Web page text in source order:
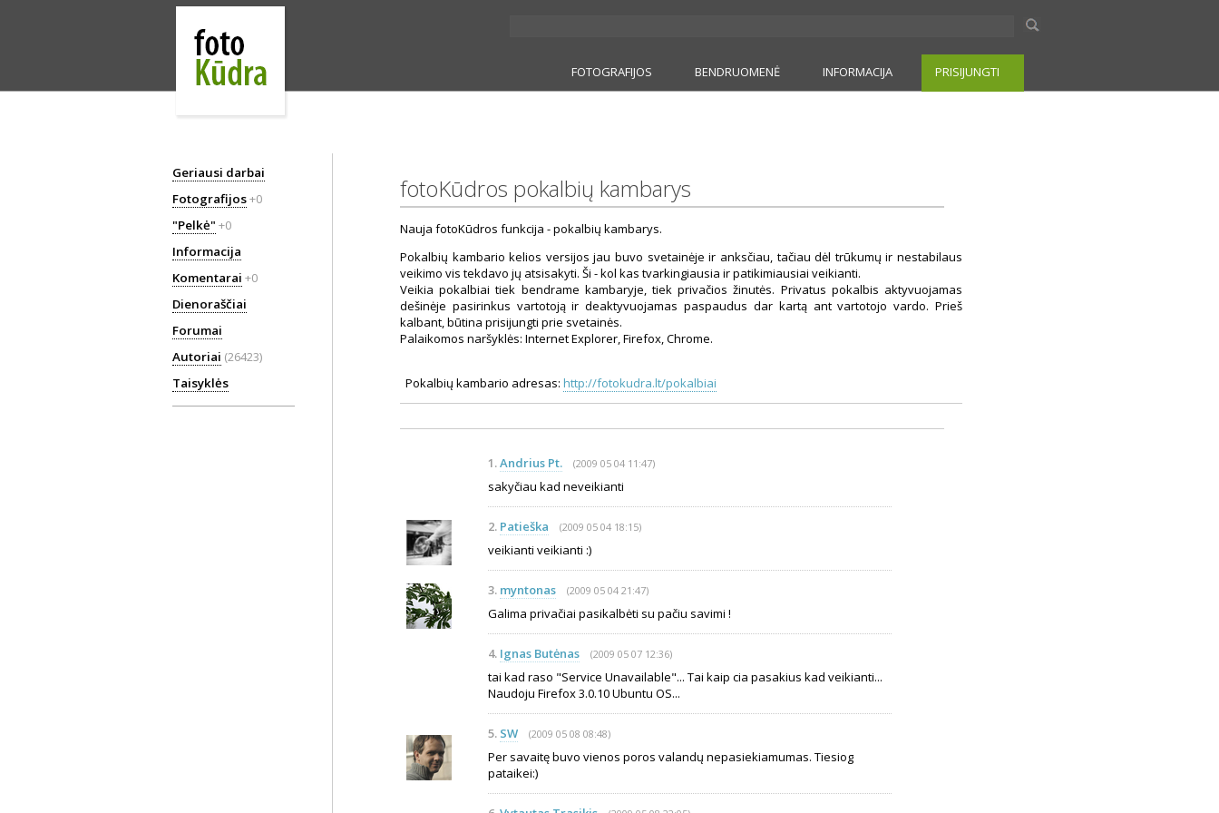
FOTOGRAFIJOS BENDRUOMENĖ INFORMACIJA PRISIJUNGTI
Geriausi darbai
Fotografijos+0
"Pelkė" +0
Informacija
Komentarai +0
Dienoraščiai
Forumai
Autoriai (26423)
Taisyklės
fotoKūdros pokalbių kambarys
Nauja fotoKūdros funkcija - pokalbių kambarys.
Pokalbių kambario kelios versijos jau buvo svetainėje ir anksčiau, tačiau dėl trūkumų ir nestabilaus
veikimo vis tekdavo jų atsisakyti. Ši - kol kas tvarkingiausia ir patikimiausiai veikianti.
Veikia pokalbiai tiek bendrame kambaryje, tiek privačios žinutės. Privatus pokalbis aktyvuojamas
dešinėje pasirinkus vartotoją ir deaktyvuojamas paspaudus dar kartą ant vartotojo vardo. Prieš
kalbant, būtina prisijungti prie svetainės.
Palaikomos naršyklės: Internet Explorer, Firefox, Chrome.
Pokalbių kambario adresas: http://fotokudra.lt/pokalbiai
1.Andrius Pt. (2009 05 04 11:47)
sakyčiau kad neveikianti
2. Patieška (2009 05 04 18:15)
veikianti veikianti :)
3. myntonas (2009 05 04 21:47)
Galima privačiai pasikalbėti su pačiu savimi !
4. Ignas Butėnas (2009 05 07 12:36)
tai kad raso "Service Unavailable"... Tai kaip cia pasakius kad veikianti...
Naudoju Firefox 3.0.10 Ubuntu OS...
5. SW (2009 05 08 08:48)
Per savaitę buvo vienos poros valandų nepasiekiamumas. Tiesiog
pataikei:)